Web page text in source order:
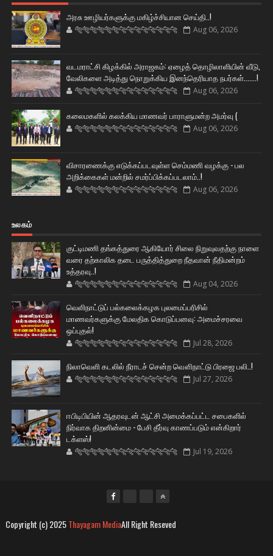
அரசு ஊழியர்களுக்கு மகிழ்ச்சியான செய்தி..!
🐅🐅🐅🐅🐅🐅🐆🐆🐆🐆🐆🐆🐆🐆 Aug 06, 2026
வடமராட்சி கிழக்கில் அராஜகம்: ஏழைத் தொழிலாளியின் வீடு,
வேலிகளை அடித்து நொறுக்கிய இனந்தெரியாத நபர்கள்.......!
🐅🐅🐅🐅🐅🐅🐆🐆🐆🐆🐆🐆🐆🐆 Aug 06, 2026
கலைமகளில் கலக்கிய மாணவர் பாராளுமன்ற அமர்வு (
🐅🐅🐅🐅🐅🐅🐆🐆🐆🐆🐆🐆🐆🐆 Aug 06, 2026
விசாரணைக்கு எடுக்கப்படவுள்ள செம்மணி வழக்கு - பல
அறிக்கைகள் மன்றில் சமர்ப்பிக்கப்படலாம்..!
🐅🐅🐅🐅🐅🐅🐆🐆🐆🐆🐆🐆🐆🐆 Aug 06, 2026
உலகம்
குட்டிமணி தங்கத்துரை ஆகியோர் சிலை நிறுவுவதற்கு நாளை
வரை தற்காலிக தடை பருத்தித்துறை நீதவான் நீதிமன்றம்
உத்தரவு..!
🐅🐅🐅🐅🐅🐅🐆🐆🐆🐆🐆🐆🐆🐆 Aug 04, 2026
வெளிநாட்டுப் பல்கலைக்கழக புலமைப்பரிசில்
மாணவர்களுக்கு மேலதிக கொடுப்பனவு: அமைச்சரவை
ஒப்புதல்!
🐅🐅🐅🐅🐅🐅🐆🐆🐆🐆🐆🐆🐆🐆 Jul 28, 2026
நிலாவெளி கடலில் நீராடச் சென்ற வௌிநாட்டு பிரஜை பலி..!
🐅🐅🐅🐅🐅🐅🐆🐆🐆🐆🐆🐆🐆🐆 Jul 27, 2026
ஈபிடிபியின் ஆதரவுடன் ஆட்சி அமைக்கப்பட்ட சபைகளில்
நிர்வாக திறனின்மை - பேசி தீர்வு காணப்படும் என்கிறார்
டக்ளஸ்!
🐅🐅🐅🐅🐅🐅🐆🐆🐆🐆🐆🐆🐆🐆 Jul 19, 2026
Copyright (c) 2025Thayagam MediaAll Right Reseved